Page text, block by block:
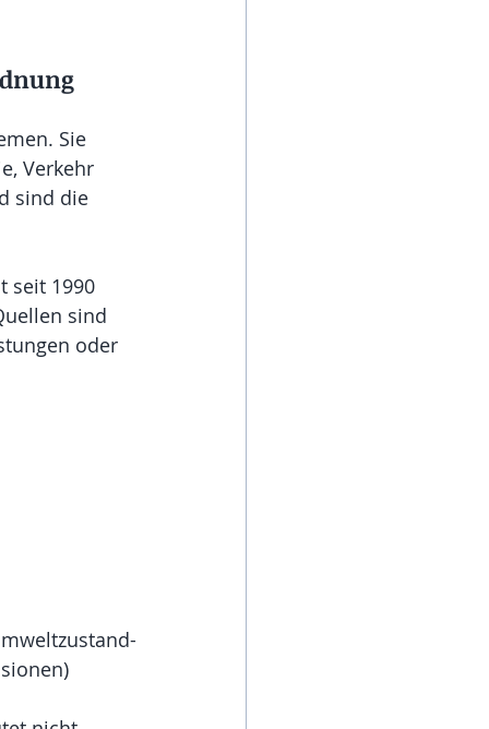
Sie
Verkehr
sind die
seit 1990
sind
oder